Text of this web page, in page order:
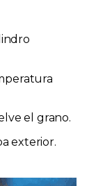
el grano.
exterior.